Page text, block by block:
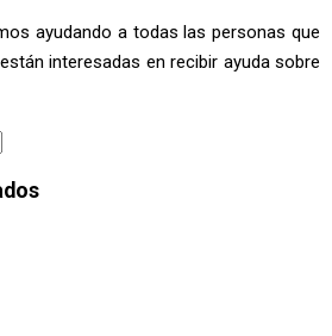
ayudando a todas las personas que
interesadas en recibir ayuda sobre